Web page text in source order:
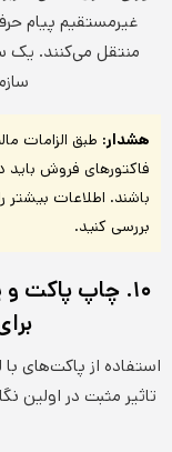
غیرمستقیم پیام
منتقل می‌کنند. یک
هشدار: طبق الزامات
فاکتورهای فروش باید
باشند. اطلاعات بیشتر
بررسی کنید.
۱۰. چاپ پاکت
استفاده از پاکت‌های
تاثیر مثبت در اولین